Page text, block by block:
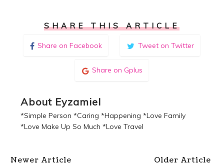
SHARE THIS ARTICLE
Share on Facebook Tweet on Twitter
Share on Gplus
About Eyzamiel
*Simple Person *Caring *Happening *Love Family
*Love Make Up So Much *Love Travel
Newer Article Older Article